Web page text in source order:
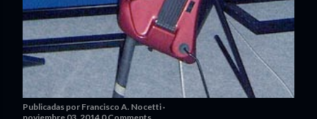
Publicadas por Francisco A. Nocetti